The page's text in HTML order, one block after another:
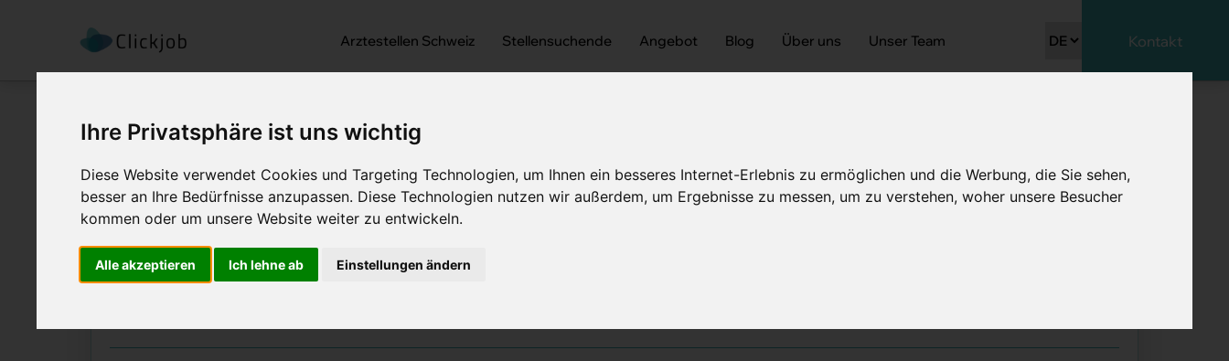
Ihre Privatsphäre ist uns wichtig
Diese Website verwendet Cookies und Targeting Technologien, um Ihnen ein besseres Internet-Erlebnis zu ermöglichen und die Werbung, die Sie sehen,
besser an Ihre Bedürfnisse anzupassen. Diese Technologien nutzen wir außerdem, um Ergebnisse zu messen, um zu verstehen, woher unsere Besucher
kommen oder um unsere Website weiter zu entwickeln.
Alle akzeptieren Ich lehne ab Einstellungen ändern
Arztestellen Schweiz Stellensuchende Angebot Blog Über uns Unser Team Kontakt
Startseite/Ärztejobs/Facharzt / Fachärztin Radiologie
Facharzt / Fachärztin Radiologie 80 - 100%